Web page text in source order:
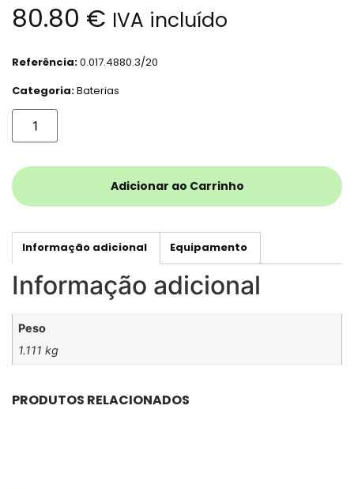
80.80 € IVA incluído
Referência:0.017.4880.3/20
Categoria:Baterias
Adicionar ao Carrinho
Informação adicional Equipamento
Informação adicional
Peso
1.111 kg
PRODUTOS RELACIONADOS